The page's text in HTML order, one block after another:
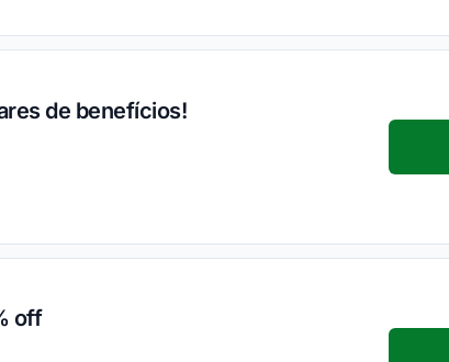
de benefícios!
off